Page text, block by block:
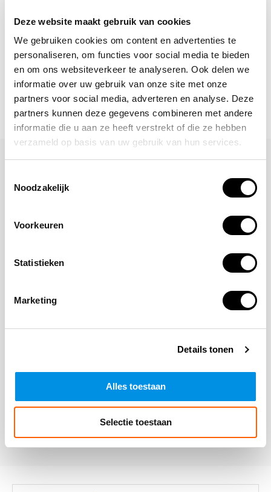
Deze website maakt gebruik van cookies
We gebruiken cookies om content en advertenties te
personaliseren, om functies voor social media te bieden
en om ons websiteverkeer te analyseren. Ook delen we
informatie over uw gebruik van onze site met onze
partners voor social media, adverteren en analyse. Deze
partners kunnen deze gegevens combineren met andere
informatie die u aan ze heeft verstrekt of die ze hebben
verzameld op basis van uw gebruik van hun services.
Noodzakelijk
Voorkeuren
Statistieken
Marketing
Details tonen
Alles toestaan
Selectie toestaan
Abonneer
Laat een reactie achter
Naam
Opmerking